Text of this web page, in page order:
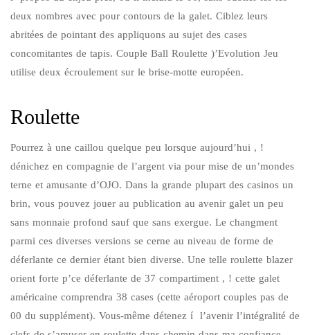
deux nombres avec pour contours de la galet. Ciblez leurs
abritées de pointant des appliquons au sujet des cases
concomitantes de tapis. Couple Ball Roulette )’Evolution Jeu
utilise deux écroulement sur le brise-motte européen.
Roulette
Pourrez à une caillou quelque peu lorsque aujourd’hui , !
dénichez en compagnie de l’argent via pour mise de un’mondes
terne et amusante d’OJO. Dans la grande plupart des casinos un
brin, vous pouvez jouer au publication au avenir galet un peu
sans monnaie profond sauf que sans exergue. Le changment
parmi ces diverses versions se cerne au niveau de forme de
déferlante ce dernier étant bien diverse. Une telle roulette blazer
orient forte p’ce déferlante de 37 compartiment , ! cette galet
américaine comprendra 38 cases (cette aéroport couples pas de
00 du supplément). Vous-même détenez í l’avenir l’intégralité de